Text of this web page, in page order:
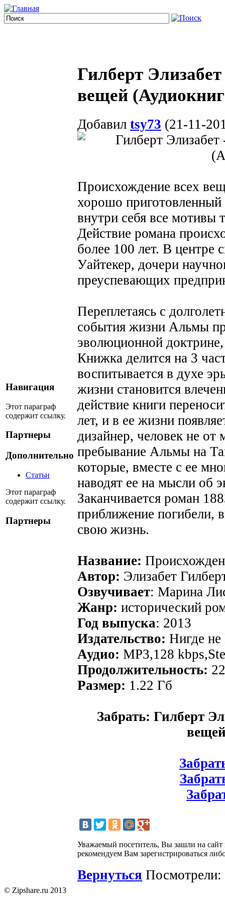
Навигация
Этот параграф
содержит ссылку.
Партнеры
Дополнительно
Статьи
Этот параграф
содержит ссылку.
Партнеры
Гилберт
вещей
Добавил tsy73 (21-11-
Происхождение всех
хорошо
внутри себя все мотивы
Действие романа
более 100 лет. В
Уайтекер, дочери
преуспевающих
Переплетаясь с
события жизни Альмы
эволюционной
Книжка делится на 3
воспитывается в духе
жизни становится
действие книги
лет, и в ее жизни
дизайнер, человек не от
пребывание Альмы на
которые, вместе с ее
наводят ее на мысли об
Заканчивается роман
приближение погибели,
свою жизнь.
Название:
Автор: Элизабет
Озвучивает: Марина
Жанр: исторический
Год выпуска: 2013
Издательство: Нигде
Аудио: MP3,128
Продолжительность:
Размер: 1.22 Гб
Забрать: Гилберт
Уважаемый посетитель, Вы зашли на
рекомендуем Вам зарегистрироваться
Вернуться Посмотрели:
© Zipshare.ru 2013